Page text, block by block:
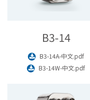
B3-14
B3-14A-中文.pdf
B3-14W-中文.pdf